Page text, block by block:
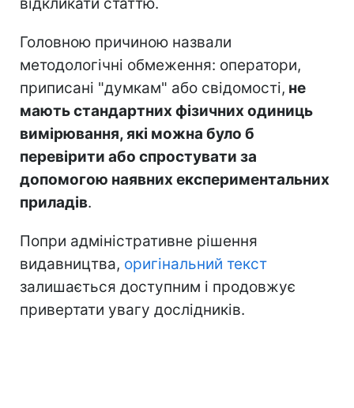
Головною причиною назвали
методологічні обмеження: оператори,
приписані "думкам" або свідомості, не
мають стандартних фізичних одиниць
вимірювання, які можна було б
перевірити або спростувати за
допомогою наявних експериментальних
приладів.
Попри адміністративне рішення
видавництва, оригінальний текст
залишається доступним і продовжує
привертати увагу дослідників.